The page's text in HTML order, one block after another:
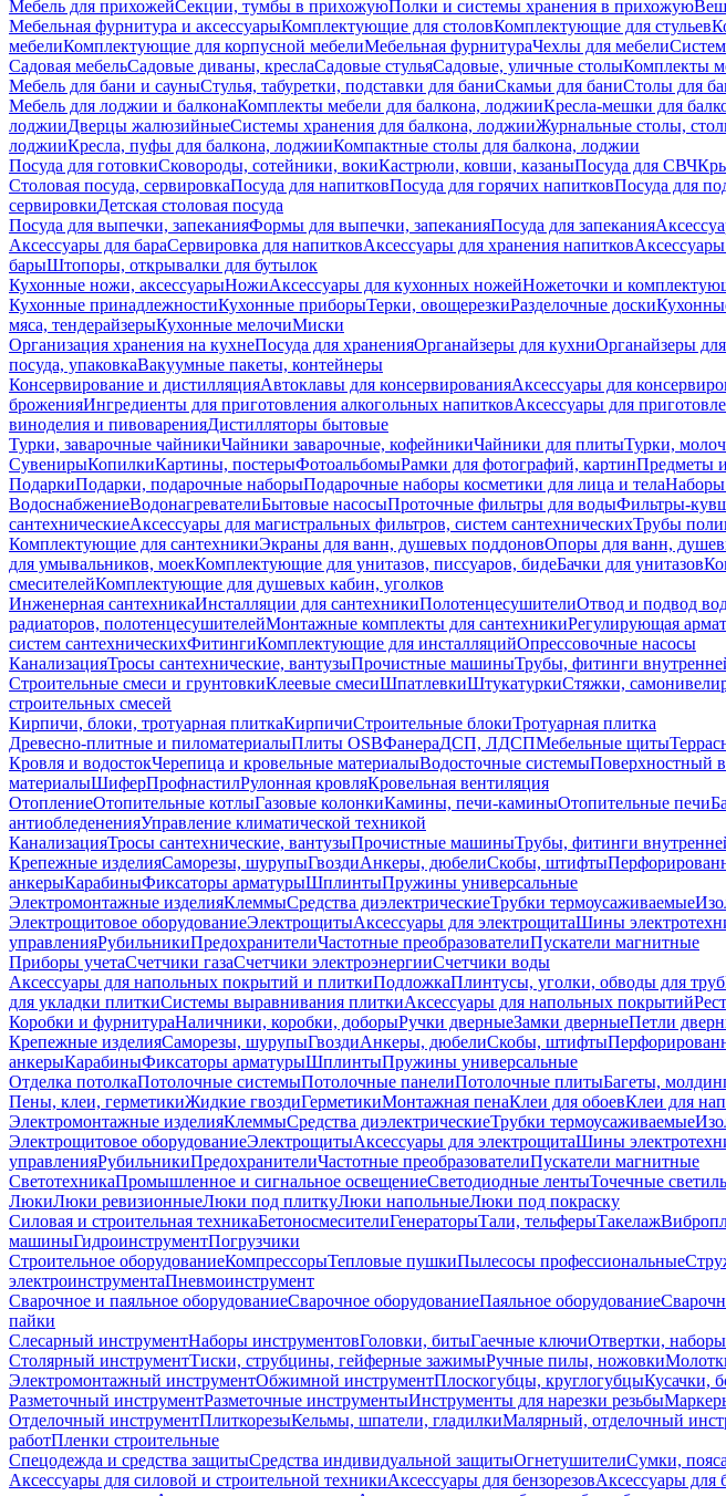
Мебель для прихожейСекции, тумбы в прихожуюПолки и системы хранения в прихожую
Мебельная фурнитура и аксессуарыКомплектующие для столовКомплектующие для стульев
мебелиКомплектующие для корпусной мебелиМебельная фурнитураЧехлы для мебели
Садовая мебельСадовые диваны, креслаСадовые стульяСадовые, уличные столыКомплекты
Мебель для бани и сауныСтулья, табуретки, подставки для баниСкамьи для баниСтолы для
Мебель для лоджии и балконаКомплекты мебели для балкона, лоджииКресла-мешки для
лоджииДверцы жалюзийныеСистемы хранения для балкона, лоджииЖурнальные столы,
лоджииКресла, пуфы для балкона, лоджииКомпактные столы для балкона, лоджии
Посуда для готовкиСковороды, сотейники, вокиКастрюли, ковши, казаныПосуда для СВЧ
Столовая посуда, сервировкаПосуда для напитковПосуда для горячих напитковПосуда для
сервировкиДетская столовая посуда
Посуда для выпечки, запеканияФормы для выпечки, запеканияПосуда для запекания
Аксессуары для бараСервировка для напитковАксессуары для хранения напитков
барыШтопоры, открывалки для бутылок
Кухонные ножи, аксессуарыНожиАксессуары для кухонных ножейНожеточки и
Кухонные принадлежностиКухонные приборыТерки, овощерезкиРазделочные доски
мяса, тендерайзерыКухонные мелочиМиски
Организация хранения на кухнеПосуда для храненияОрганайзеры для кухниОрганайзеры
посуда, упаковкаВакуумные пакеты, контейнеры
Консервирование и дистилляцияАвтоклавы для консервированияАксессуары для
броженияИнгредиенты для приготовления алкогольных напитковАксессуары для
виноделия и пивоваренияДистилляторы бытовые
Турки, заварочные чайникиЧайники заварочные, кофейникиЧайники для плитыТурки,
СувенирыКопилкиКартины, постерыФотоальбомыРамки для фотографий, картинПредметы
ПодаркиПодарки, подарочные наборыПодарочные наборы косметики для лица и телаНаборы
ВодоснабжениеВодонагревателиБытовые насосыПроточные фильтры для водыФильтры-
сантехническиеАксессуары для магистральных фильтров, систем сантехническихТрубы
Комплектующие для сантехникиЭкраны для ванн, душевых поддоновОпоры для ванн,
для умывальников, моекКомплектующие для унитазов, писсуаров, бидеБачки для унитазов
смесителейКомплектующие для душевых кабин, уголков
Инженерная сантехникаИнсталляции для сантехникиПолотенцесушителиОтвод и подвод
радиаторов, полотенцесушителейМонтажные комплекты для сантехникиРегулирующая
систем сантехническихФитингиКомплектующие для инсталляцийОпрессовочные насосы
КанализацияТросы сантехнические, вантузыПрочистные машиныТрубы, фитинги
Строительные смеси и грунтовкиКлеевые смесиШпатлевкиШтукатуркиСтяжки,
строительных смесей
Кирпичи, блоки, тротуарная плиткаКирпичиСтроительные блокиТротуарная плитка
Древесно-плитные и пиломатериалыПлиты OSBФанераДСП, ЛДСПМебельные щиты
Кровля и водостокЧерепица и кровельные материалыВодосточные системыПоверхностный
материалыШиферПрофнастилРулонная кровляКровельная вентиляция
ОтоплениеОтопительные котлыГазовые колонкиКамины, печи-каминыОтопительные печи
антиобледененияУправление климатической техникой
КанализацияТросы сантехнические, вантузыПрочистные машиныТрубы, фитинги
Крепежные изделияСаморезы, шурупыГвоздиАнкеры, дюбелиСкобы, штифты
анкерыКарабиныФиксаторы арматурыШплинтыПружины универсальные
Электромонтажные изделияКлеммыСредства диэлектрическиеТрубки термоусаживаемые
Электрощитовое оборудованиеЭлектрощитыАксессуары для электрощитаШины
управленияРубильникиПредохранителиЧастотные преобразователиПускатели магнитные
Приборы учетаСчетчики газаСчетчики электроэнергииСчетчики воды
Аксессуары для напольных покрытий и плиткиПодложкаПлинтусы, уголки, обводы для труб
для укладки плиткиСистемы выравнивания плиткиАксессуары для напольных покрытий
Коробки и фурнитураНаличники, коробки, доборыРучки дверныеЗамки дверныеПетли
Крепежные изделияСаморезы, шурупыГвоздиАнкеры, дюбелиСкобы, штифты
анкерыКарабиныФиксаторы арматурыШплинтыПружины универсальные
Отделка потолкаПотолочные системыПотолочные панелиПотолочные плитыБагеты,
Пены, клеи, герметикиЖидкие гвоздиГерметикиМонтажная пенаКлеи для обоевКлеи для
Электромонтажные изделияКлеммыСредства диэлектрическиеТрубки термоусаживаемые
Электрощитовое оборудованиеЭлектрощитыАксессуары для электрощитаШины
управленияРубильникиПредохранителиЧастотные преобразователиПускатели магнитные
СветотехникаПромышленное и сигнальное освещениеСветодиодные лентыТочечные
ЛюкиЛюки ревизионныеЛюки под плиткуЛюки напольныеЛюки под покраску
Силовая и строительная техникаБетоносмесителиГенераторыТали, тельферыТакелаж
машиныГидроинструментПогрузчики
Строительное оборудованиеКомпрессорыТепловые пушкиПылесосы профессиональные
электроинструментаПневмоинструмент
Сварочное и паяльное оборудованиеСварочное оборудованиеПаяльное оборудование
пайки
Слесарный инструментНаборы инструментовГоловки, битыГаечные ключиОтвертки,
Столярный инструментТиски, струбцины, гейферные зажимыРучные пилы, ножовки
Электромонтажный инструментОбжимной инструментПлоскогубцы, круглогубцыКусачки,
Разметочный инструментРазметочные инструментыИнструменты для нарезки резьбы
Отделочный инструментПлиткорезыКельмы, шпатели, гладилкиМалярный, отделочный
работПленки строительные
Спецодежда и средства защитыСредства индивидуальной защитыОгнетушителиСумки,
Аксессуары для силовой и строительной техникиАксессуары для бензорезовАксессуары для